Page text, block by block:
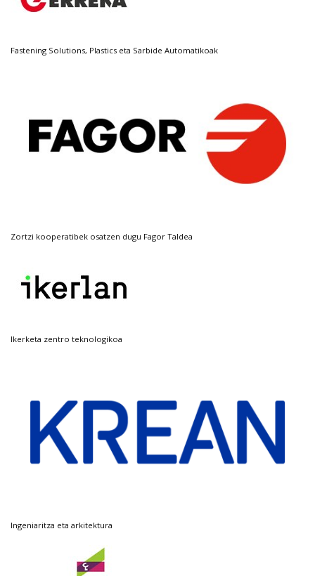
Fastening Solutions, Plastics eta Sarbide Automatikoak
Zortzi kooperatibek osatzen dugu Fagor Taldea
Ikerketa zentro teknologikoa
Ingeniaritza eta arkitektura